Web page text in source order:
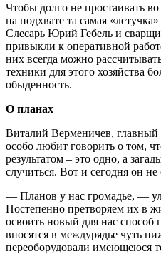
Чтобы долго не простаивать
на подхвате та самая
Слесарь Юрий Гебель и
привыкли к оперативной
них всегда можно
техники для этого хозяйства
обыденность.
О планах
Виталий Верменичев,
особо любит говорить о том,
результатом – это одно, а
случиться. Вот и сегодня он не
— Планов у нас громадье, —
Постепенно претворяем их в
освоить новый для нас способ
вносятся в междурядье чуть
переоборудовали имеющеюся